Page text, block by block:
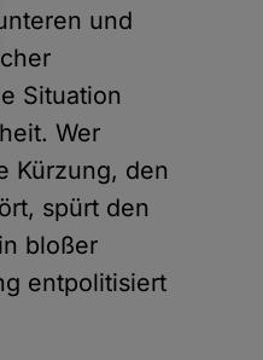
und
Situation
Wer
Kürzung, den
spürt den
bloßer
entpolitisiert